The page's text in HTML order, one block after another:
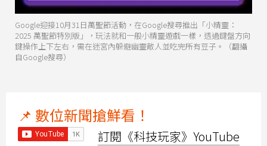
Google迎接10月31日萬聖節活動，在Google搜尋推出「小精靈：
2025 萬聖節特別版」，玩法就和一般小精靈遊戲一樣，透過鍵盤方向
鍵操作上下左右，需在迷宮內躲避幽靈敵人並吃完所有豆子。（翻攝
自Google搜尋）
📌 數位新聞搶鮮看！
訂閱《科技玩家》YouTube